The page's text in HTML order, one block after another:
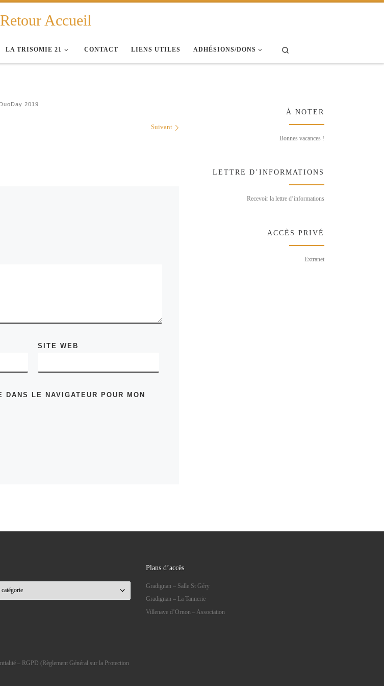
LA TRISOMIE 21 CONTACT LIENS UTILES ADHÉSIONS/DONS
DuoDay 2019
Suivant
SITE WEB
LE NAVIGATEUR POUR MON
À NOTER
Bonnes vacances !
LETTRE D’INFORMATIONS
Recevoir la lettre d’informations
ACCÈS PRIVÉ
Extranet
– RGPD (Règlement Général sur la Protection
Plans d’accès
Gradignan – Salle St Géry
Gradignan – La Tannerie
Villenave d’Ornon – Association